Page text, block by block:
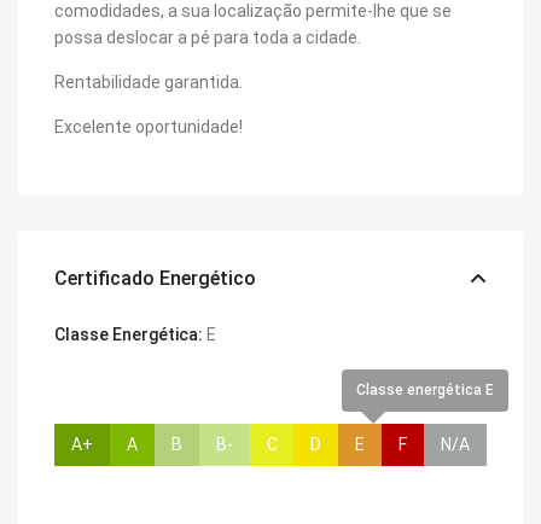
comodidades, a sua localização permite-lhe que se
possa deslocar a pé para toda a cidade.
Rentabilidade garantida.
Excelente oportunidade!
Certificado Energético
Classe Energética: E
A+ A B B- C D
Classe energética E
E F N/A